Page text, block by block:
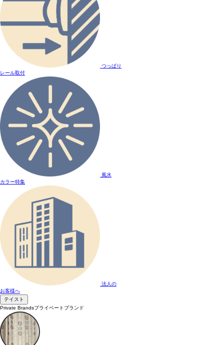
つっぱり
レール取付
風水
カラー特集
法人の
お客様へ
テイスト
Private Brandsプライベートブランド